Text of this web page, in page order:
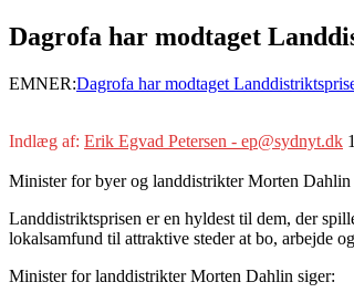
Dagrofa har modtaget
EMNER:Dagrofa har modtaget
Indlæg af: Erik Egvad Petersen - ep@sydnyt.dk
Minister for byer og landdistrikter Morten
Landdistriktsprisen er en hyldest til dem, der
lokalsamfund til attraktive steder at bo, arbejde
Minister for landdistrikter Morten Dahlin siger: